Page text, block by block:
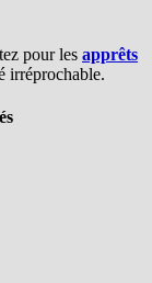
pour les apprêts
irréprochable.